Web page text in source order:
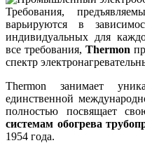
Требования,
варьируются в
индивидуальных для
все требования, Thermon
спектр
Thermon занимает
единственной
полностью посвящает
системам обогрева
1954 года.